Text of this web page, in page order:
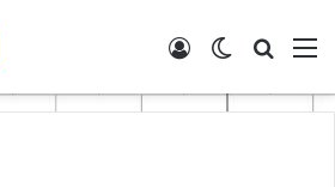
Switch skin
Войти